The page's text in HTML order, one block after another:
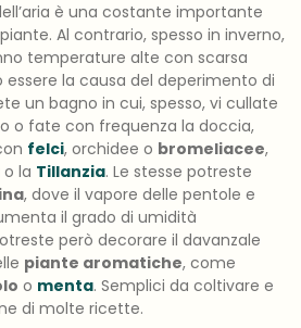
è una costante importante
Al contrario, spesso in inverno,
temperature alte con scarsa
la causa del deperimento di
un bagno in cui, spesso, vi cullate
o fate con frequenza la doccia,
felci, orchidee o bromeliacee,
o la Tillanzia. Le stesse potreste
, dove il vapore delle pentole e
il grado di umidità
però decorare il davanzale
piante aromatiche, come
o menta. Semplici da coltivare e
di molte ricette.